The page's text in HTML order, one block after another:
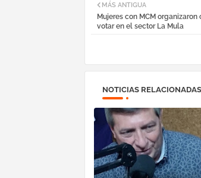
MÁS ANTIGUA
Mujeres con MCM
votar en el sector La Mula
NOTICIAS RELACIONADAS